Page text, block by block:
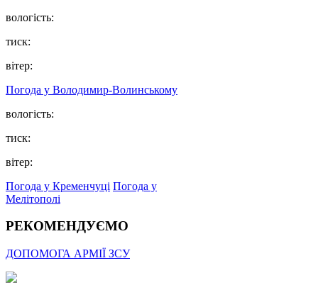
вологість:
тиск:
вітер:
Погода у Володимир-Волинському
вологість:
тиск:
вітер:
Погода у Кременчуці Погода у
Мелітополі
РЕКОМЕНДУЄМО
ДОПОМОГА АРМІЇ ЗСУ